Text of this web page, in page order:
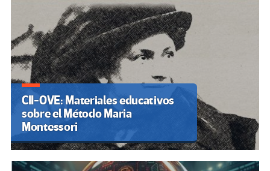
CII-OVE: Materiales educativos
sobre el Método Maria
Montessori